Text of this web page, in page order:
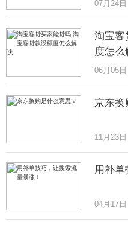
07月24日
淘宝客
度怎么
06月05日
京东换
11月23日
用补单
04月17日